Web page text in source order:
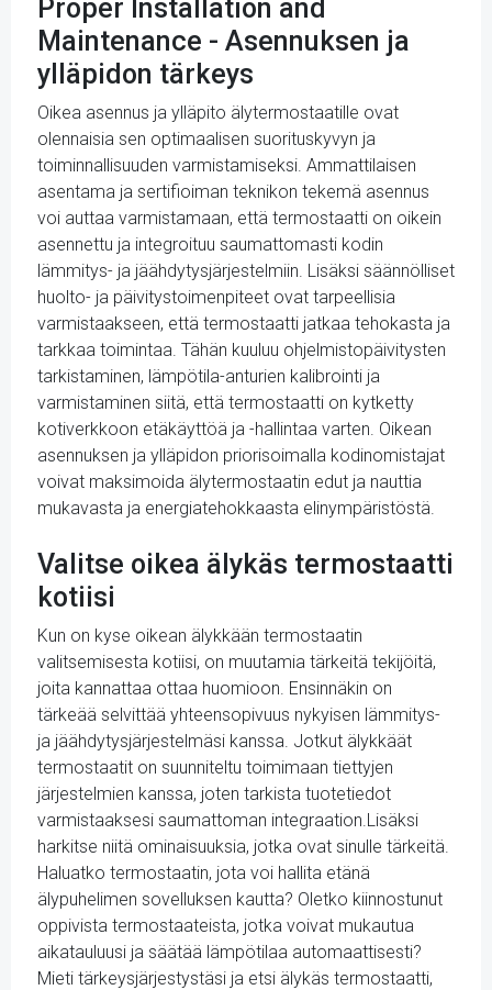
Proper Installation and
Maintenance - Asennuksen ja
ylläpidon tärkeys
Oikea asennus ja ylläpito älytermostaatille ovat
olennaisia sen optimaalisen suorituskyvyn ja
toiminnallisuuden varmistamiseksi. Ammattilaisen
asentama ja sertifioiman teknikon tekemä asennus
voi auttaa varmistamaan, että termostaatti on oikein
asennettu ja integroituu saumattomasti kodin
lämmitys- ja jäähdytysjärjestelmiin. Lisäksi säännölliset
huolto- ja päivitystoimenpiteet ovat tarpeellisia
varmistaakseen, että termostaatti jatkaa tehokasta ja
tarkkaa toimintaa. Tähän kuuluu ohjelmistopäivitysten
tarkistaminen, lämpötila-anturien kalibrointi ja
varmistaminen siitä, että termostaatti on kytketty
kotiverkkoon etäkäyttöä ja -hallintaa varten. Oikean
asennuksen ja ylläpidon priorisoimalla kodinomistajat
voivat maksimoida älytermostaatin edut ja nauttia
mukavasta ja energiatehokkaasta elinympäristöstä.
Valitse oikea älykäs termostaatti
kotiisi
Kun on kyse oikean älykkään termostaatin
valitsemisesta kotiisi, on muutamia tärkeitä tekijöitä,
joita kannattaa ottaa huomioon. Ensinnäkin on
tärkeää selvittää yhteensopivuus nykyisen lämmitys-
ja jäähdytysjärjestelmäsi kanssa. Jotkut älykkäät
termostaatit on suunniteltu toimimaan tiettyjen
järjestelmien kanssa, joten tarkista tuotetiedot
varmistaaksesi saumattoman integraation.Lisäksi
harkitse niitä ominaisuuksia, jotka ovat sinulle tärkeitä.
Haluatko termostaatin, jota voi hallita etänä
älypuhelimen sovelluksen kautta? Oletko kiinnostunut
oppivista termostaateista, jotka voivat mukautua
aikatauluusi ja säätää lämpötilaa automaattisesti?
Mieti tärkeysjärjestystäsi ja etsi älykäs termostaatti,